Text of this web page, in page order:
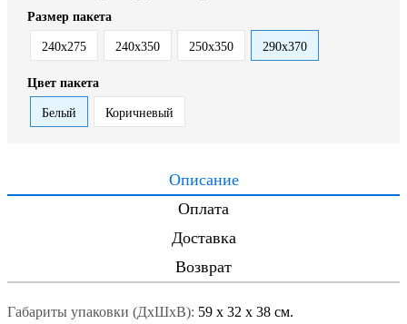
Размер пакета
240х275 240х350 250х350 290х370
Цвет пакета
Белый Коричневый
Описание
Оплата
Доставка
Возврат
Габариты упаковки (ДxШxВ): 59 x 32 x 38 см.